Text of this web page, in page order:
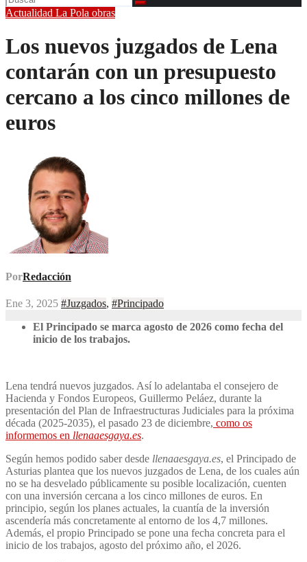
Actualidad La Pola obras
Los nuevos juzgados de Lena
contarán con un presupuesto
cercano a los cinco millones de
euros
PorRedacción
Ene 3, 2025 #Juzgados, #Principado
El Principado se marca agosto de 2026 como fecha del
inicio de los trabajos.
Lena tendrá nuevos juzgados. Así lo adelantaba el consejero de
Hacienda y Fondos Europeos, Guillermo Peláez, durante la
presentación del Plan de Infraestructuras Judiciales para la próxima
década (2025-2035), el pasado 23 de diciembre, como os
informemos en llenaaesgaya.es.
Según hemos podido saber desde llenaaesgaya.es, el Principado de
Asturias plantea que los nuevos juzgados de Lena, de los cuales aún
no se ha desvelado públicamente su posible localización, cuenten
con una inversión cercana a los cinco millones de euros. En
principio, según los planes actuales, la cuantía de la inversión
ascendería más concretamente al entorno de los 4,7 millones.
Además, el propio Principado se pone una fecha concreta para el
inicio de los trabajos, agosto del próximo año, el 2026.